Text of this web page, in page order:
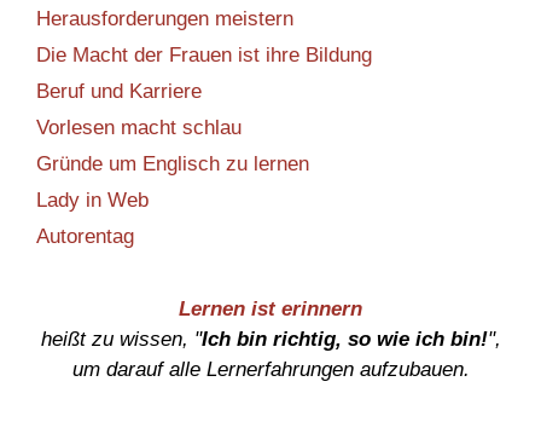
Herausforderungen meistern
Die Macht der Frauen ist ihre Bildung
Beruf und Karriere
Vorlesen macht schlau
Gründe um Englisch zu lernen
Lady in Web
Autorentag
Lernen ist erinnern
heißt zu wissen, "Ich bin richtig, so wie ich bin!",
um darauf alle Lernerfahrungen aufzubauen.